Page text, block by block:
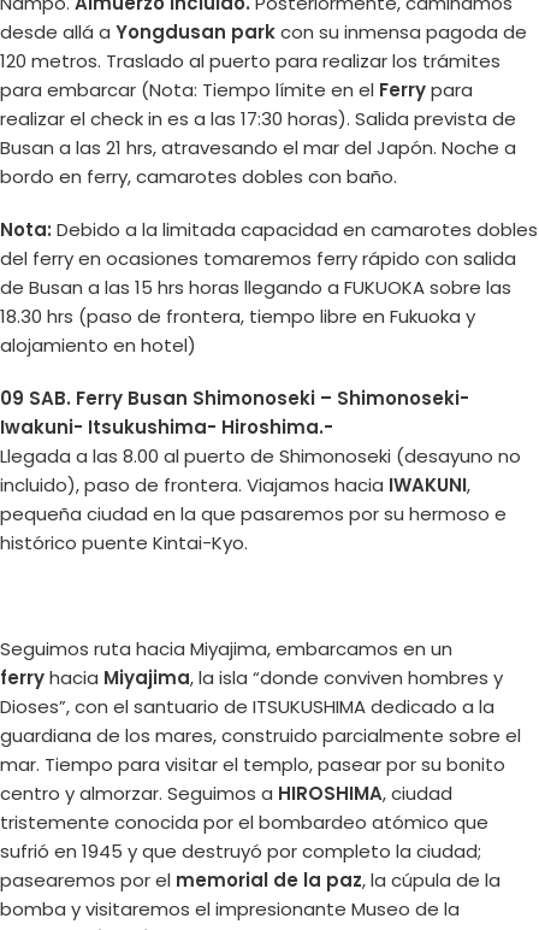
desde allá a Yongdusan parkcon su inmensa pagoda de
120 metros. Traslado al puerto para realizar los trámites
para embarcar (Nota: Tiempo límite en el Ferrypara
realizar el check in es a las 17:30 horas). Salida prevista de
Busan a las 21 hrs, atravesando el mar del Japón. Noche a
bordo en ferry, camarotes dobles con baño.
Nota: Debido a la limitada capacidad en camarotes dobles
del ferry en ocasiones tomaremos ferry rápido con salida
de Busan a las 15 hrs horas llegando a FUKUOKA sobre las
18.30 hrs (paso de frontera, tiempo libre en Fukuoka y
alojamiento en hotel)
09 SAB. Ferry Busan Shimonoseki – Shimonoseki-
Iwakuni- Itsukushima- Hiroshima.-
Llegada a las 8.00 al puerto de Shimonoseki (desayuno no
incluido), paso de frontera. Viajamos hacia IWAKUNI,
pequeña ciudad en la que pasaremos por su hermoso e
histórico puente Kintai-Kyo.
Seguimos ruta hacia Miyajima, embarcamos en un
ferryhacia Miyajima, la isla “donde conviven hombres y
Dioses”, con el santuario de ITSUKUSHIMA dedicado a la
guardiana de los mares, construido parcialmente sobre el
mar. Tiempo para visitar el templo, pasear por su bonito
centro y almorzar. Seguimos a HIROSHIMA, ciudad
tristemente conocida por el bombardeo atómico que
sufrió en 1945 y que destruyó por completo la ciudad;
pasearemos por el memorial de la paz, la cúpula de la
bomba y visitaremos el impresionante Museo de la